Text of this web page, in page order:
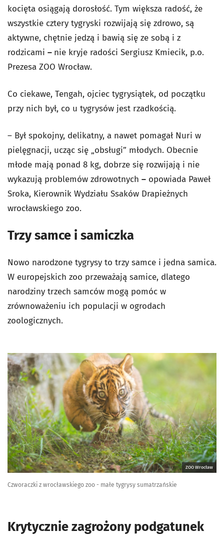
kocięta osiągają dorosłość. Tym większa radość, że
wszystkie cztery tygryski rozwijają się zdrowo, są
aktywne, chętnie jedzą i bawią się ze sobą i z
rodzicami – nie kryje radości Sergiusz Kmiecik, p.o.
Prezesa ZOO Wrocław.
Co ciekawe, Tengah, ojciec tygrysiątek, od początku
przy nich był, co u tygrysów jest rzadkością.
– Był spokojny, delikatny, a nawet pomagał Nuri w
pielęgnacji, ucząc się „obsługi” młodych. Obecnie
młode mają ponad 8 kg, dobrze się rozwijają i nie
wykazują problemów zdrowotnych – opowiada Paweł
Sroka, Kierownik Wydziału Ssaków Drapieżnych
wrocławskiego zoo.
Trzy samce i samiczka
Nowo narodzone tygrysy to trzy samce i jedna samica.
W europejskich zoo przeważają samice, dlatego
narodziny trzech samców mogą pomóc w
zrównoważeniu ich populacji w ogrodach
zoologicznych.
ZOO Wrocław
Czworaczki z wrocławskiego zoo - małe tygrysy sumatrzańskie
Krytycznie zagrożony podgatunek